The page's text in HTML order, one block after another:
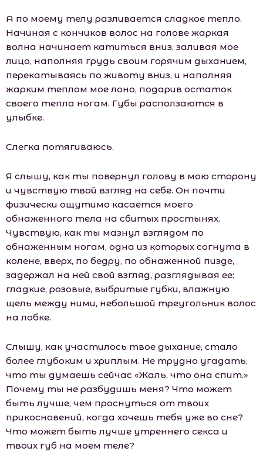
А по моему телу разливается сладкое тепло.
Начиная с кончиков волос на голове жаркая
волна начинает катиться вниз, заливая мое
лицо, наполняя грудь своим горячим дыханием,
перекатываясь по животу вниз, и наполняя
жарким теплом мое лоно, подарив остаток
своего тепла ногам. Губы расползаются в
улыбке.
Слегка потягиваюсь.
Я слышу, как ты повернул голову в мою сторону
и чувствую твой взгляд на себе. Он почти
физически ощутимо касается моего
обнаженного тела на сбитых простынях.
Чувствую, как ты мазнул взглядом по
обнаженным ногам, одна из которых согнута в
колене, вверх, по бедру, по обнаженной пизде,
задержал на ней свой взгляд, разглядывая ее:
гладкие, розовые, выбритые губки, влажную
щель между ними, небольшой треугольник волос
на лобке.
Слышу, как участилось твое дыхание, стало
более глубоким и хриплым. Не трудно угадать,
что ты думаешь сейчас «Жаль, что она спит.»
Почему ты не разбудишь меня? Что может
быть лучше, чем проснуться от твоих
прикосновений, когда хочешь тебя уже во сне?
Что может быть лучше утреннего секса и
твоих губ на моем теле?